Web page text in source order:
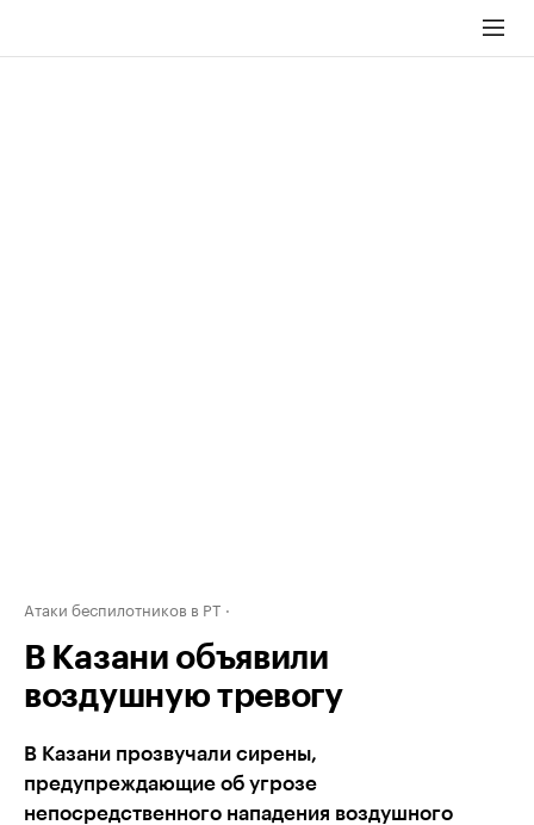
Атаки беспилотников в РТ
В Казани объявили
воздушную тревогу
В Казани прозвучали сирены,
предупреждающие об угрозе
непосредственного нападения воздушного